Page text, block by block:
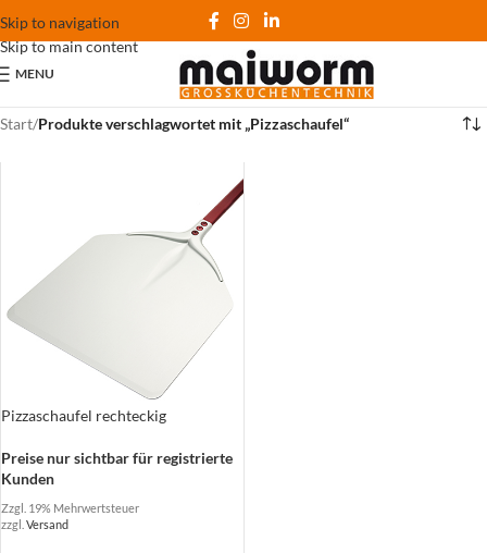
Skip to navigation
Skip to main content
MENU
Start/Produkte verschlagwortet mit „Pizzaschaufel“
Pizzaschaufel rechteckig
Preise nur sichtbar für registrierte
Kunden
Zzgl. 19% Mehrwertsteuer
zzgl. Versand